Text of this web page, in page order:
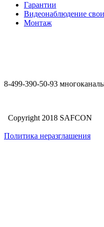
Гарантии
Видеонаблюдение
Монтаж
8-499-390-50-93
Copyright 2018 SAFCON
Политика неразглашения